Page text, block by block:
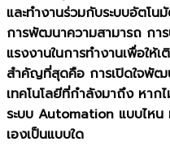
และทำงานร่วมกับระบบอัตโ
การพัฒนาความสามารถ กา
แรงงานในการทำงานเพื่อให้
สำคัญที่สุดคือ การเปิดใจพั
เทคโนโลยีที่กำลังมาถึง หาก
ระบบ Automation แบบไห
เองเป็นแบบใด